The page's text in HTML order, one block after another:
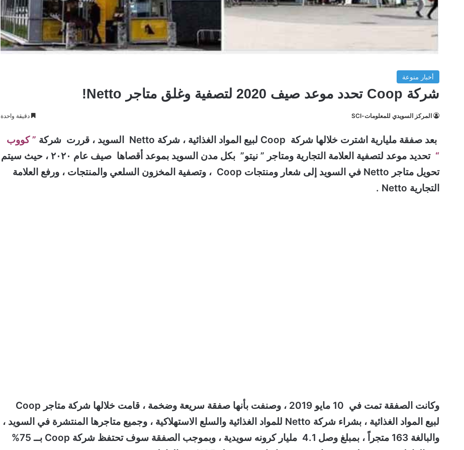
أخبار منوعة
شركة Coop تحدد موعد صيف 2020 لتصفية وغلق متاجر Netto!
المركز السويدي للمعلومات-SCI دقيقة واحدة
بعد صفقة مليارية اشترت خلالها شركة Coop لبيع المواد الغذائية ، شركة Netto السويد ، قررت شركة
” كووب
“
تحديد موعد لتصفية العلامة التجارية ومتاجر ” نيتو” بكل مدن السويد بموعد أقصاها صيف عام ٢٠٢٠ ، حيث سيتم
تحويل متاجر Netto في السويد إلى شعار ومنتجات Coop ، وتصفية المخزون السلعي والمنتجات ، ورفع العلامة
التجارية Netto .
وكانت الصفقة تمت في 10 مايو 2019 ، وصنفت بأنها صفقة سريعة وضخمة ، قامت خلالها شركة متاجر Coop
لبيع المواد الغذائية ، بشراء شركة Netto للمواد الغذائية والسلع الاستهلاكية ، وجميع متاجرها المنتشرة في السويد ،
والبالغة 163 متجراً ، بمبلغ وصل 4.1 مليار كرونه سويدية ، وبموجب الصفقة سوف تحتفظ شركة Coop بــ 75%